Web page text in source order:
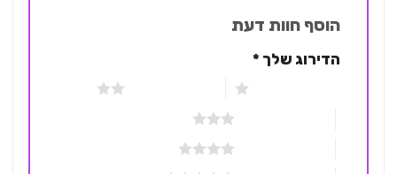
הוסף חוות דעת
הדירוג שלך*
2 מתוך 5 כוכבים